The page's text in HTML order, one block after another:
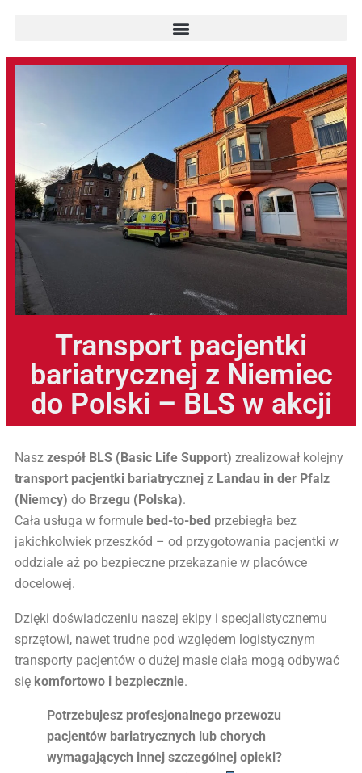
Transport pacjentki
bariatrycznej z Niemiec
do Polski – BLS w akcji
Nasz zespół BLS (Basic Life Support) zrealizował kolejny
transport pacjentki bariatrycznej z Landau in der Pfalz
(Niemcy) do Brzegu (Polska).
Cała usługa w formule bed-to-bed przebiegła bez
jakichkolwiek przeszkód – od przygotowania pacjentki w
oddziale aż po bezpieczne przekazanie w placówce
docelowej.
Dzięki doświadczeniu naszej ekipy i specjalistycznemu
sprzętowi, nawet trudne pod względem logistycznym
transporty pacjentów o dużej masie ciała mogą odbywać
się komfortowo i bezpiecznie.
Potrzebujesz profesjonalnego przewozu
pacjentów bariatrycznych lub chorych
wymagających innej szczególnej opieki?